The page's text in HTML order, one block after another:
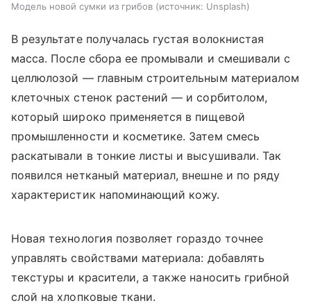
Модель новой сумки из грибов источник: Unsplash
В результате получалась густая волокнистая
масса. После сбора ее промывали и смешивали с
целлюлозой — главным строительным материалом
клеточных стенок растений — и сорбитолом,
который широко применяется в пищевой
промышленности и косметике. Затем смесь
раскатывали в тонкие листы и высушивали. Так
появился нетканый материал, внешне и по ряду
характеристик напоминающий кожу.
Новая технология позволяет гораздо точнее
управлять свойствами материала: добавлять
текстуры и красители, а также наносить грибной
слой на хлопковые ткани.